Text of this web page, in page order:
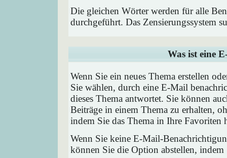
Die gleichen Wörter werden für alle
durchgeführt. Das Zensierungssystem
Was ist eine
Wenn Sie ein neues Thema erstellen
Sie wählen, durch eine E-Mail
dieses Thema antwortet. Sie können
Beiträge in einem Thema zu erhalten,
indem Sie das Thema in Ihre Favoriten
Wenn Sie keine E-Mail-
können Sie die Option abstellen,